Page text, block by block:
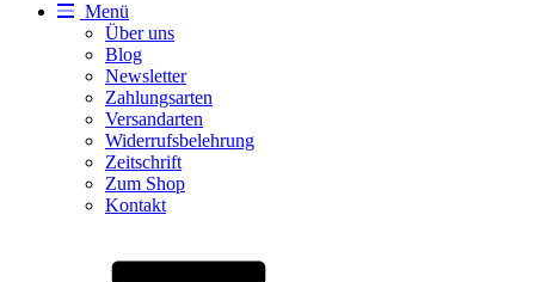
Menü
Über uns
Blog
Newsletter
Zahlungsarten
Versandarten
Widerrufsbelehrung
Zeitschrift
Zum Shop
Kontakt